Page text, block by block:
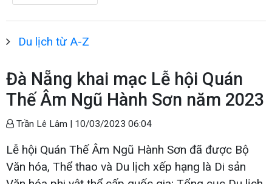
Du lịch từ A-Z
Đà Nẵng khai mạc Lễ hội Quán
Thế Âm Ngũ Hành Sơn năm 2023
Trần Lê Lâm | 10/03/2023 06:04
Lễ hội Quán Thế Âm Ngũ Hành Sơn đã được Bộ
Văn hóa, Thể thao và Du lịch xếp hạng là Di sản